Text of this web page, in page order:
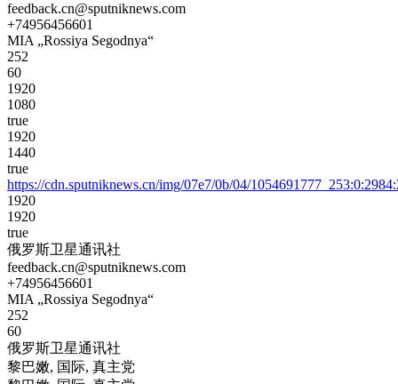
feedback.cn@sputniknews.com
+74956456601
MIA „Rossiya Segodnya“
252
60
1920
1080
true
1920
1440
true
https://cdn.sputniknews.cn/img/07e7/0b/04/
1920
1920
true
俄罗斯卫星通讯社
feedback.cn@sputniknews.com
+74956456601
MIA „Rossiya Segodnya“
252
60
俄罗斯卫星通讯社
黎巴嫩, 国际, 真主党